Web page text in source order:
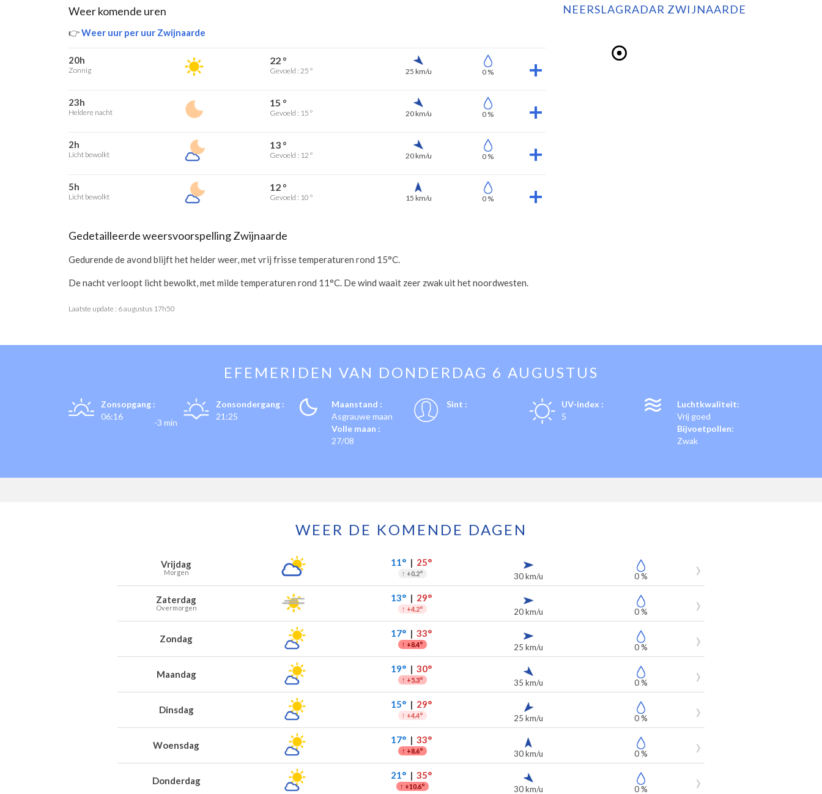
Weer komende uren
👉Weer uur per uur Zwijnaarde
20h
Zonnig
22 °
Gevoeld : 25 ° 25 km/u 0 %
23h
Heldere nacht
15 °
Gevoeld : 15 ° 20 km/u 0 %
2h
Licht bewolkt
13 °
Gevoeld : 12 ° 20 km/u 0 %
5h
Licht bewolkt
12 °
Gevoeld : 10 ° 15 km/u 0 %
Gedetailleerde weersvoorspelling Zwijnaarde
Gedurende de avond blijft het helder weer, met vrij frisse temperaturen rond 15°C.
De nacht verloopt licht bewolkt, met milde temperaturen rond 11°C. De wind waait zeer zwak uit het noordwesten.
Laatste update : 6 augustus 17h50
NEERSLAGRADAR ZWIJNAARDE
EFEMERIDEN VAN DONDERDAG 6 AUGUSTUS
Zonsopgang :
06:16
-3 min
Zonsondergang :
21:25
Maanstand :
Asgrauwe maan
Volle maan :
27/08
Sint :
UV-index :
5
Luchtkwaliteit:
Vrij goed
Bijvoetpollen:
Zwak
WEER DE KOMENDE DAGEN
Weersverwachting voor Zwijnaarde voor de komende 7 dagen
Temperaturen
Vrijdag
Morgen
11°| 25°
↑ +0.2° 30 km/u 0 %
Zaterdag
Overmorgen
13°| 29°
↑ +4.2° 20 km/u 0 %
Zondag 17°| 33°
↑ +8.4° 25 km/u 0 %
Maandag 19°| 30°
↑ +5.3° 35 km/u 0 %
Dinsdag 15°| 29°
↑ +4.4° 25 km/u 0 %
Woensdag 17°| 33°
↑ +8.6° 30 km/u 0 %
Donderdag 21°| 35°
↑ +10.6° 30 km/u 0 %